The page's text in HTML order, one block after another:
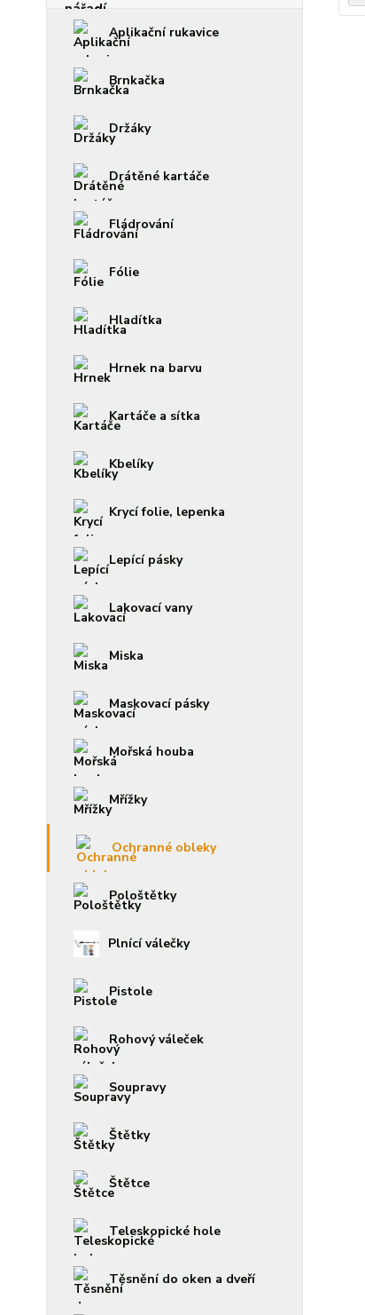
Aplikační rukavice
Brnkačka
Držáky
Drátěné kartáče
Fládrování
Fólie
Hladítka
Hrnek na barvu
Kartáče a sítka
Kbelíky
Krycí folie, lepenka
Lepící pásky
Lakovací vany
Miska
Maskovací pásky
Mořská houba
Mřížky
Ochranné obleky
Pološtětky
Plnící válečky
Pistole
Rohový váleček
Soupravy
Štětky
Štětce
Teleskopické hole
Těsnění do oken a dveří